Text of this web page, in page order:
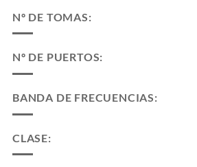
Nº DE TOMAS:
Nº DE PUERTOS:
BANDA DE FRECUENCIAS:
CLASE: